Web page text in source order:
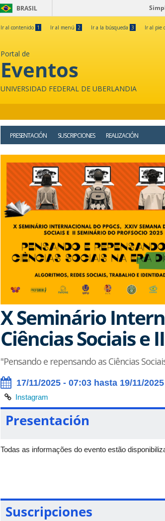
BRASIL
Ir al contenido 1 Ir al menú 2 Ir a la búsqueda 3 Ir al pie
Portal de
Eventos
UNIVERSIDAD FEDERAL DE UBERLANDIA
PRESENTACIÓN SUSCRIPCIONES REALIZACIÓN
X Seminário
Ciências Sociais e
"Pensando e repensando as Ciências
17/11/2025 - 07:03 hasta 19/11/
Instagram
Presentación
Todas as informações do evento estão
Suscripciones